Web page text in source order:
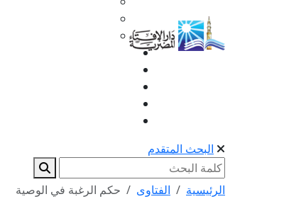
البحث المتقدم
الرئيسية الفتاوى حكم الرغبة في الوصية